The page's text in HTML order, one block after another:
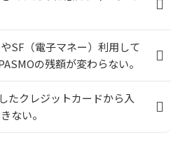
SF（電子マネー）利用して
の残額が変わらない。
たクレジットカードから入
ない。